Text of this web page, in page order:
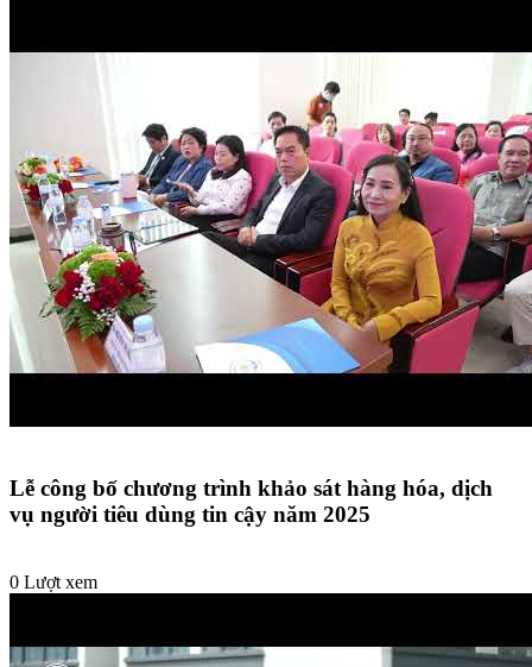
Lễ công bố chương trình khảo sát hàng hóa, dịch
vụ người tiêu dùng tin cậy năm 2025
0 Lượt xem